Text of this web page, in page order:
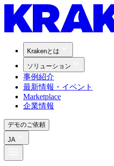
Krakenとは
ソリューション
事例紹介
最新情報・イベント
Marketplace
企業情報
デモのご依頼
JA